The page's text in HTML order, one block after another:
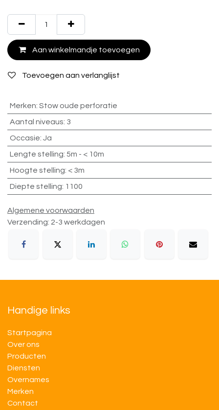
Aan winkelmandje toevoegen
Toevoegen aan verlanglijst
Merken: Stow oude perforatie
Aantal niveaus: 3
Occasie: Ja
Lengte stelling: 5m - < 10m
Hoogte stelling: < 3m
Diepte stelling: 1100
Algemene voorwaarden
Verzending: 2-3 werkdagen
Handige links
Startpagina
Over ons
Producten
Diensten
Overnames
M​​erken
Contact